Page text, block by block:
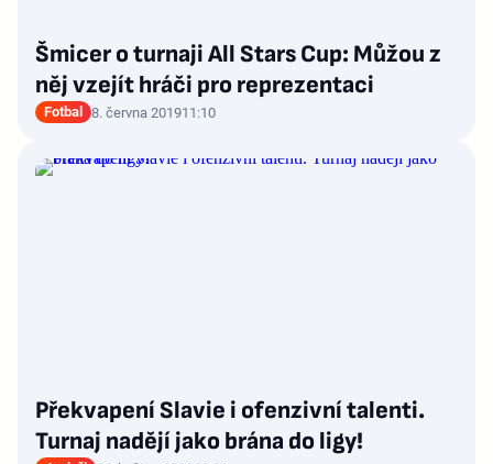
Šmicer o turnaji All Stars Cup: Můžou z
něj vzejít hráči pro reprezentaci
Fotbal 8. června 201911:10
Překvapení Slavie i ofenzivní talenti.
Turnaj nadějí jako brána do ligy!